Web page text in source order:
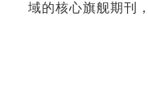
域的核心旗舰期刊